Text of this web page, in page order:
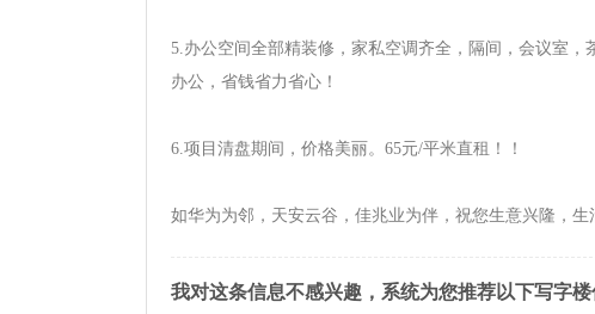
5.办公空间全部精装修，家私空调齐全，隔间，会议室
办公，省钱省力省心！
6.项目清盘期间，价格美丽。65元/平米直租！！
如华为为邻，天安云谷，佳兆业为伴，祝您生意兴隆，生
我对这条信息不感兴趣，系统为您推荐以下写字楼